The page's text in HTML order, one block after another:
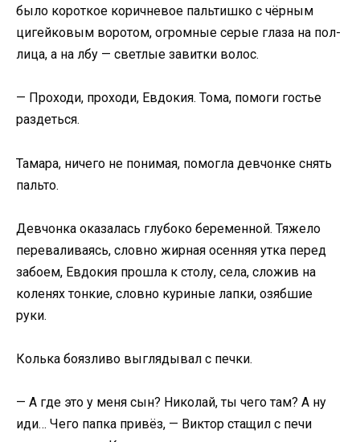
было короткое коричневое пальтишко с чёрным
цигейковым воротом, огромные серые глаза на пол-
лица, а на лбу — светлые завитки волос.
— Проходи, проходи, Евдокия. Тома, помоги гостье
раздеться.
Тамара, ничего не понимая, помогла девчонке снять
пальто.
Девчонка оказалась глубоко беременной. Тяжело
переваливаясь, словно жирная осенняя утка перед
забоем, Евдокия прошла к столу, села, сложив на
коленях тонкие, словно куриные лапки, озябшие
руки.
Колька боязливо выглядывал с печки.
— А где это у меня сын? Николай, ты чего там? А ну
иди… Чего папка привёз, — Виктор стащил с печи